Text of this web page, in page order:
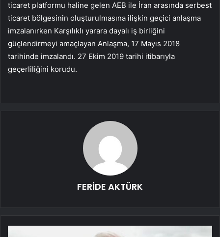
ticaret platformu haline gelen AEB ile İran arasında serbest
ticaret bölgesinin oluşturulmasına ilişkin geçici anlaşma
imzalanırken Karşılıklı yarara dayalı iş birliğini
güçlendirmeyi amaçlayan Anlaşma, 17 Mayıs 2018
tarihinde imzalandı. 27 Ekim 2019 tarihi itibarıyla
geçerliliğini korudu.
FERİDE AKTÜRK